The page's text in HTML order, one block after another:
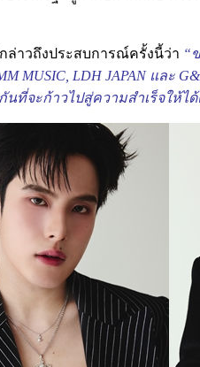
ล่าวถึงประสบการณ์ครั้งนี้ว่า “
MUSIC, LDH JAPAN แล
ที่จะก้าวไปสู่ความสำเร็จให้ไ